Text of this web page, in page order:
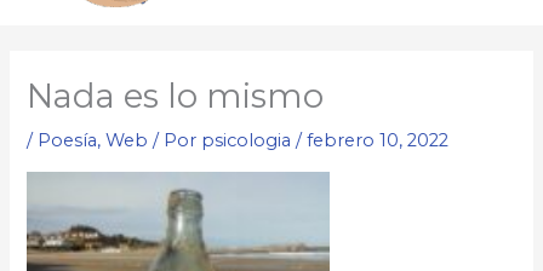
Nada es lo mismo
/ Poesía,Web / Por psicologia/febrero 10, 2022